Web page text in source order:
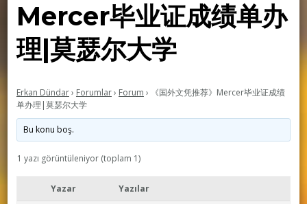
Mercer毕业证成绩单办
理|莫瑟尔大学
Erkan Dündar› Forumlar› Forum ›
《国外文凭推荐》Mercer毕业证成绩
单办理|莫瑟尔大学
Bu konu boş.
1 yazı görüntüleniyor (toplam 1)
Yazar Yazılar